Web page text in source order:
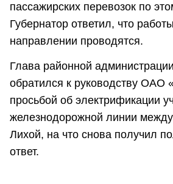
пассажирских перевозок по
Губернатор ответил, что
направлении проводятся.
Глава районной
обратился к руководству ОАО
просьбой об электрификации
железнодорожной линии
Лихой, на что снова получил
ответ.